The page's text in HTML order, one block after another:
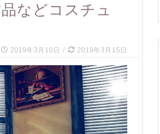
などコスチュ
2019年3月10日 / 2019年3月15日